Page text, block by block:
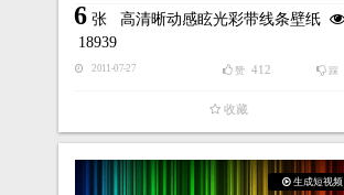
6张 高清晰动感眩光彩带线条壁纸
18939
2011-07-27 踩
赞 412
收藏
生成短视频